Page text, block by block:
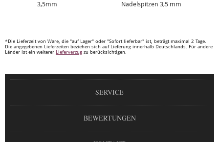
3,5mm
Nadelspitzen 3,5 mm
*Die Lieferzeit von Ware, die "auf Lager" oder "Sofort lieferbar" ist, beträgt maximal 2 Tage.
Die angegebenen Lieferzeiten beziehen sich auf Lieferung innerhalb Deutschlands. Für andere
Länder ist ein weiterer Lieferverzug zu berücksichtigen.
SERVICE
BEWERTUNGEN